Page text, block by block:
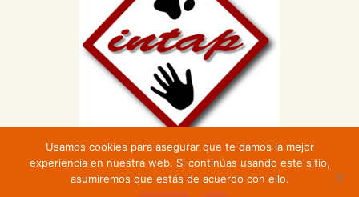
Usamos cookies para asegurar que te damos la mejor
experiencia en nuestra web. Si continúas usando este sitio,
asumiremos que estás de acuerdo con ello.